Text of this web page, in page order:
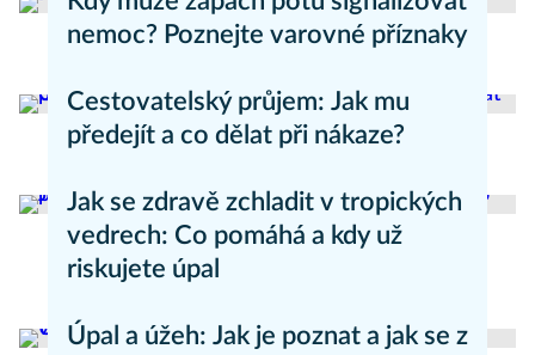
nemoc? Poznejte varovné příznaky
Cestovatelský průjem: Jak mu
předejít a co dělat při nákaze?
Jak se zdravě zchladit v tropických
vedrech: Co pomáhá a kdy už
riskujete úpal
Pavla Skurovcová
Úpal a úžeh: Jak je poznat a jak se z